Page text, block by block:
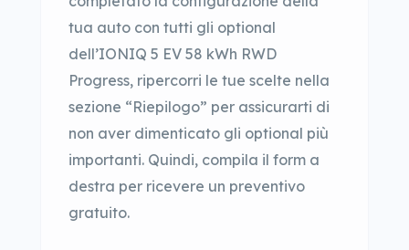
tua auto con tutti gli optional
dell’IONIQ 5 EV 58 kWh RWD
Progress, ripercorri le tue scelte nella
sezione “Riepilogo” per assicurarti di
non aver dimenticato gli optional più
importanti. Quindi, compila il form a
destra per ricevere un preventivo
gratuito.